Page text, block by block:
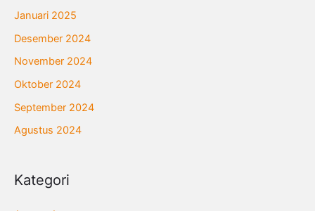
Januari 2025
Desember 2024
November 2024
Oktober 2024
September 2024
Agustus 2024
Kategori